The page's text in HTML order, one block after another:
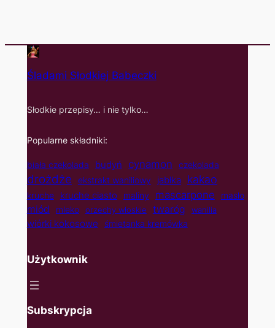
Śladami Słodkiej Babeczki
Słodkie przepisy… i nie tylko…
Popularne składniki:
biała czekolada budyń cynamon czekolada
drożdże ekstrakt waniliowy jabłka kakao
kruche kruche ciasto maliny mascarpone masło
miód mleko orzechy włoskie twaróg wanilia
wiórki kokosowe śmietanka kremówka
Użytkownik
Subskrypcja